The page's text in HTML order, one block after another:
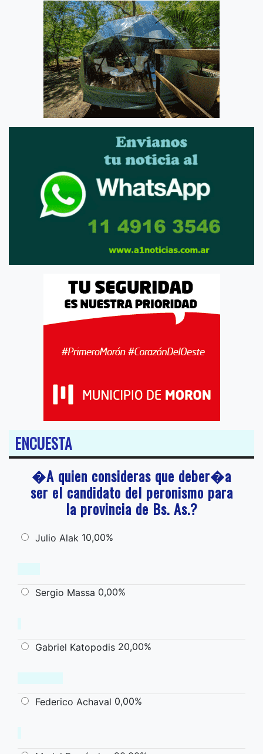
ENCUESTA
�A quien consideras que deber�a
ser el candidato del peronismo para
la provincia de Bs. As.?
Julio Alak 10,00%
Sergio Massa 0,00%
Gabriel Katopodis 20,00%
Federico Achaval 0,00%